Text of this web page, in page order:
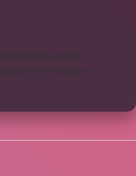
https://begu.com.tr
knight online
nttgame